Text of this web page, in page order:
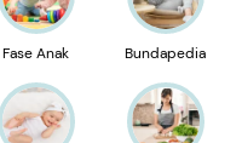
Fase Anak Bundapedia